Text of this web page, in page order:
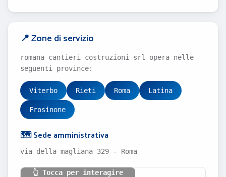
📍 Zone di servizio
romana cantieri costruzioni srl opera nelle
seguenti province:
Viterbo Rieti Roma Latina
Frosinone
🗺️ Sede amministrativa
via della magliana 329 - Roma
👆 Tocca per interagire